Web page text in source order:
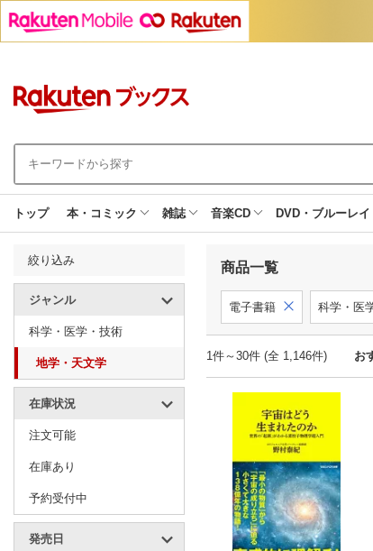
トップ 本・コミック 雑誌 音楽CD DVD・ブルーレイ
絞り込み
ジャンル
科学・医学・技術
地学・天文学
在庫状況
注文可能
在庫あり
予約受付中
発売日
商品一覧
電子書籍 科学・医
1件～30件 (全 1,146件) お